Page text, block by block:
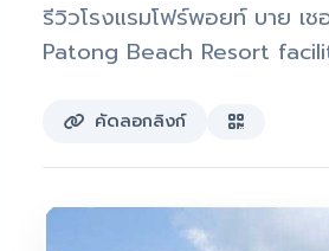
รีวิวโรงแรมโฟร์พอยท์ บาย เ
Patong Beach Resort
คัดลอกลิงก์